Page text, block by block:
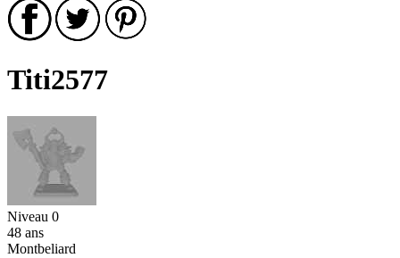
Titi2577
Niveau 0
48 ans
Montbeliard